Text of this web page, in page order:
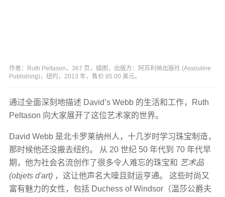
作者：Ruth Peltason，367 页，插图，出版方：阿苏利纳出版社 (Assouline
Publishing)，纽约，2013 年，售价 85.00 美元。
通过全面深刻地描述 David’s Webb 的生活和工作，Ruth
Peltason 向大家展开了这位艺术家的世界。
David Webb 是北卡罗莱纳州人，十几岁时学习珠宝制造，
那时候他还没搬去纽约。 从 20 世纪 50 年代到 70 年代早
期，他为社会名流创作了很多令人难忘的珠宝和 艺术品
(objets d'art) ，这让他声名大噪且财运亨通。 这些时尚又
富有魅力的女性，包括 Duchess of Windsor（温莎公爵夫